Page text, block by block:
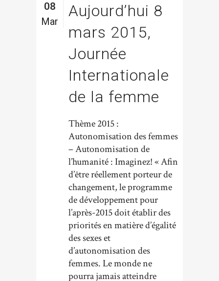
08
Mar
Aujourd’hui 8
mars 2015,
Journée
Internationale
de la femme
Thème 2015 :
Autonomisation des femmes
– Autonomisation de
l’humanité : Imaginez! « Afin
d’être réellement porteur de
changement, le programme
de développement pour
l’après-2015 doit établir des
priorités en matière d’égalité
des sexes et
d’autonomisation des
femmes. Le monde ne
pourra jamais atteindre